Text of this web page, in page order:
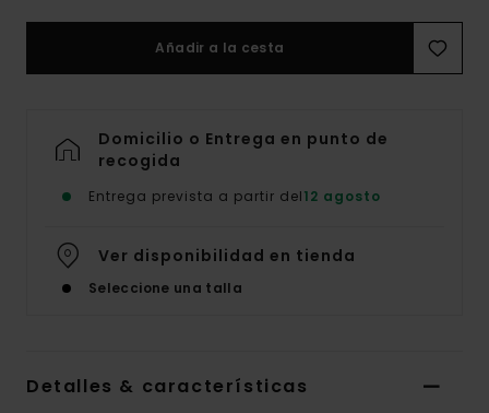
Añadir a la cesta
Domicilio o Entrega en punto de
recogida
Entrega prevista a partir del12 agosto
Ver disponibilidad en tienda
Seleccione una talla
Detalles & características